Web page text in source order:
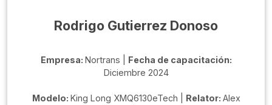
Rodrigo Gutierrez Donoso
Empresa: Nortrans | Fecha de capacitación:
Diciembre 2024
Modelo: King Long XMQ6130eTech | Relator: Alex